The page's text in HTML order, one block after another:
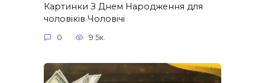
Картинки З Днем Народження для
чоловіків​ Чоловічі
0 9.5к.